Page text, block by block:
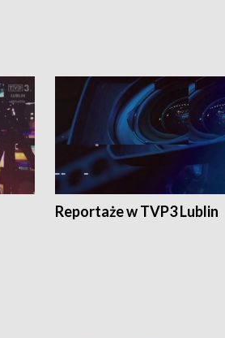
Reportaże w TVP3 Lublin